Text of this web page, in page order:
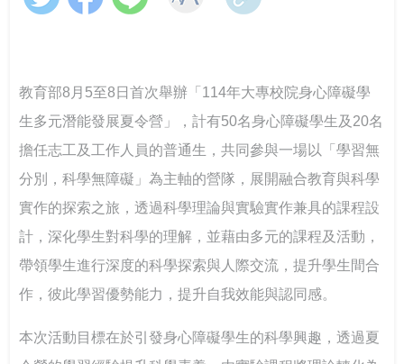
化災應變實作訓練
別具「藝」格！適應藝術夏令營 從探索自我到成就彼
教育部補助大專校院學生社團赴教育優先區中小學校辦
理暑假營隊活動
會實現SEL新模式
教育部召開115年特殊教育行政支持網絡會議－聚焦AI及
線上線下全面共同守護校園—115年大專校院跟蹤騷擾暨
數位／網路性別暴力防治研討會
強化「喪屍煙彈」校園防制 教育部以「辨風險、阻來
源、即處遇、重輔導」守護學生安全
美耕心」計畫打造學生安心支持場域
當霧霾散去，閃耀耀眼的燦爛陽光-談大專特教生之校園
教育部舉辦115年度校園性別事件行政訴訟案例研討會
春暉愛傳遞！教育部攜手績優志工，共築跨域防毒、反
詐防護網
大專校院推動性別平等教育日實務分享，展現校園多元
教育部辦理「安全計畫介入工作坊」 強化校園防治自我
傷害整體效能
生看見數位/網路世界的傷害與界線
演跨校接駁計畫啟動
大專校院響應性別平等教育日活動 共同營造友善校園環
境
大手牽小手 社團齊步走-114年大專校院社團帶動中小學
社團發展計畫成果
中區大專校院學生輔導工作協調諮詢中心 串連專業力
量，守護學生的每一步成長
跨越年齡的性別平權實踐，《性別平等教育季刊》第111
期引領高齡人生新圖像
「解癮—解開毒品上癮的真相」反毒教育特展 登陸花蓮
「義」氣風發、「社」我其誰！115年全國大專校院學生
社團評選盛大舉行
115學年度身心障礙學生升學大專校院甄試 3月19日開放
查看試場 3月20日學科考試登場
教育部8月5至8日首次舉辦「114年大專校院身心障礙學
生多元潛能發展夏令營」，計有50名身心障礙學生及20名
擔任志工及工作人員的普通生，共同參與一場以「學習無
分別，科學無障礙」為主軸的營隊，展開融合教育與科學
實作的探索之旅，透過科學理論與實驗實作兼具的課程設
計，深化學生對科學的理解，並藉由多元的課程及活動，
帶領學生進行深度的科學探索與人際交流，提升學生間合
作，彼此學習優勢能力，提升自我效能與認同感。
本次活動目標在於引發身心障礙學生的科學興趣，透過夏